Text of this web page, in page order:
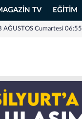
TV EĞİTİM
AĞUSTOS Cumartesi 06:55